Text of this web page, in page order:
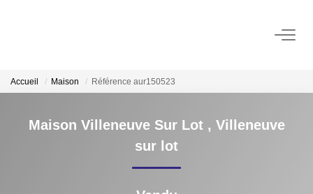
GESTION
Accueil Maison Référence aur150523
Maison Villeneuve Sur Lot , Villeneuve
sur lot